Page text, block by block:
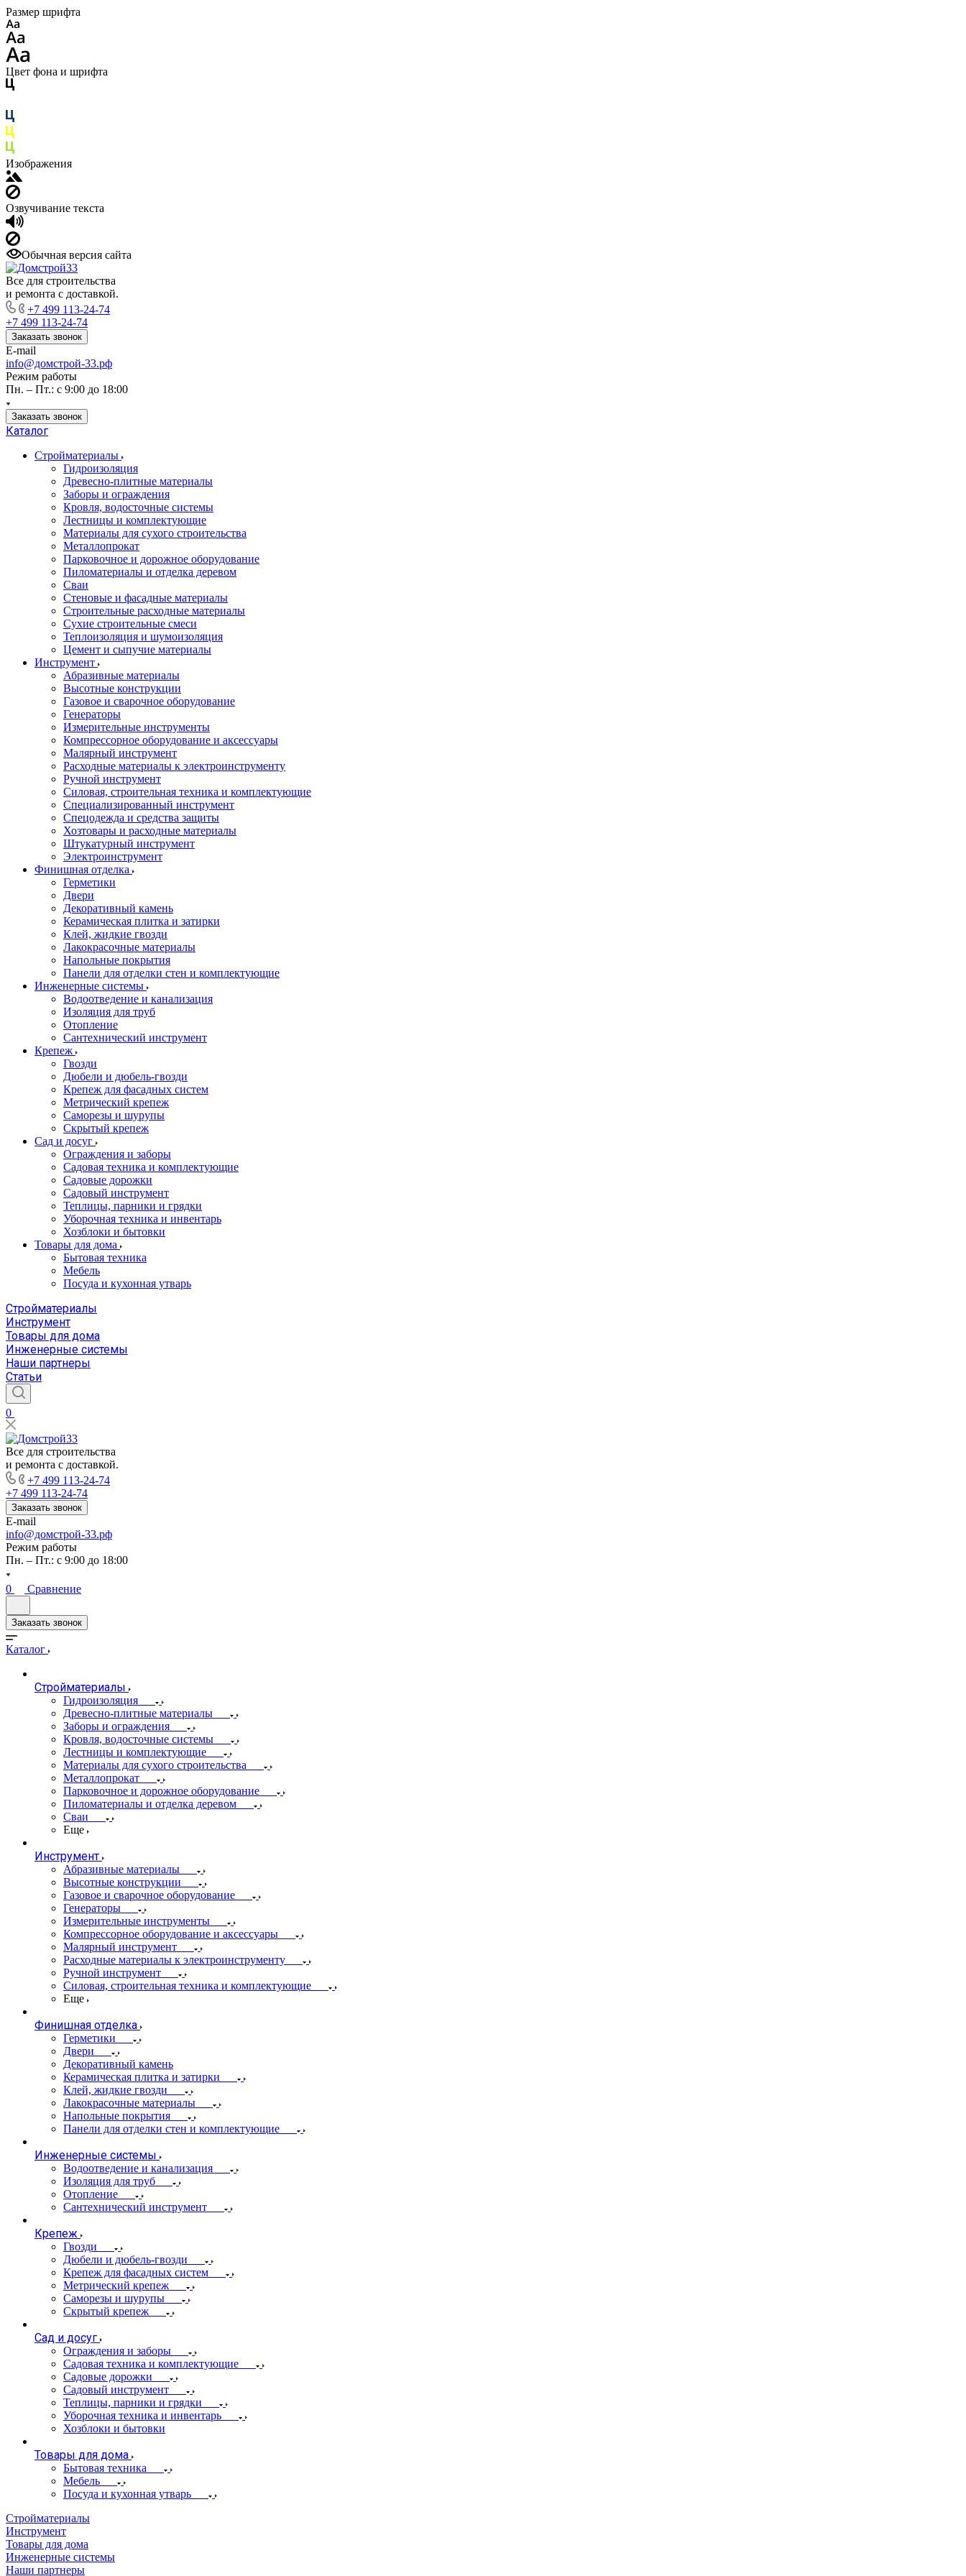
Размер шрифта
Цвет фона и шрифта
Изображения
Озвучивание текста
Обычная версия сайта
Все для строительства
и ремонта с доставкой.
+7 499 113-24-74
+7 499 113-24-74
Заказать звонок
E-mail
info@домстрой-33.рф
Режим работы
Пн. – Пт.: с 9:00 до 18:00
Заказать звонок
Каталог
Стройматериалы
Гидроизоляция
Древесно-плитные материалы
Заборы и ограждения
Кровля, водосточные системы
Лестницы и комплектующие
Материалы для сухого строительства
Металлопрокат
Парковочное и дорожное оборудование
Пиломатериалы и отделка деревом
Сваи
Стеновые и фасадные материалы
Строительные расходные материалы
Сухие строительные смеси
Теплоизоляция и шумоизоляция
Цемент и сыпучие материалы
Инструмент
Абразивные материалы
Высотные конструкции
Газовое и сварочное оборудование
Генераторы
Измерительные инструменты
Компрессорное оборудование и аксессуары
Малярный инструмент
Расходные материалы к электроинструменту
Ручной инструмент
Силовая, строительная техника и комплектующие
Специализированный инструмент
Спецодежда и средства защиты
Хозтовары и расходные материалы
Штукатурный инструмент
Электроинструмент
Финишная отделка
Герметики
Двери
Декоративный камень
Керамическая плитка и затирки
Клей, жидкие гвозди
Лакокрасочные материалы
Напольные покрытия
Панели для отделки стен и комплектующие
Инженерные системы
Водоотведение и канализация
Изоляция для труб
Отопление
Сантехнический инструмент
Крепеж
Гвозди
Дюбели и дюбель-гвозди
Крепеж для фасадных систем
Метрический крепеж
Саморезы и шурупы
Скрытый крепеж
Сад и досуг
Ограждения и заборы
Садовая техника и комплектующие
Садовые дорожки
Садовый инструмент
Теплицы, парники и грядки
Уборочная техника и инвентарь
Хозблоки и бытовки
Товары для дома
Бытовая техника
Мебель
Посуда и кухонная утварь
Стройматериалы
Инструмент
Товары для дома
Инженерные системы
Наши партнеры
Статьи
0
Все для строительства
и ремонта с доставкой.
+7 499 113-24-74
+7 499 113-24-74
Заказать звонок
E-mail
info@домстрой-33.рф
Режим работы
Пн. – Пт.: с 9:00 до 18:00
0 Сравнение
Заказать звонок
Каталог
Стройматериалы
Гидроизоляция
Древесно-плитные материалы
Заборы и ограждения
Кровля, водосточные системы
Лестницы и комплектующие
Материалы для сухого строительства
Металлопрокат
Парковочное и дорожное оборудование
Пиломатериалы и отделка деревом
Сваи
Еще
Инструмент
Абразивные материалы
Высотные конструкции
Газовое и сварочное оборудование
Генераторы
Измерительные инструменты
Компрессорное оборудование и аксессуары
Малярный инструмент
Расходные материалы к электроинструменту
Ручной инструмент
Силовая, строительная техника и комплектующие
Еще
Финишная отделка
Герметики
Двери
Декоративный камень
Керамическая плитка и затирки
Клей, жидкие гвозди
Лакокрасочные материалы
Напольные покрытия
Панели для отделки стен и комплектующие
Инженерные системы
Водоотведение и канализация
Изоляция для труб
Отопление
Сантехнический инструмент
Крепеж
Гвозди
Дюбели и дюбель-гвозди
Крепеж для фасадных систем
Метрический крепеж
Саморезы и шурупы
Скрытый крепеж
Сад и досуг
Ограждения и заборы
Садовая техника и комплектующие
Садовые дорожки
Садовый инструмент
Теплицы, парники и грядки
Уборочная техника и инвентарь
Хозблоки и бытовки
Товары для дома
Бытовая техника
Мебель
Посуда и кухонная утварь
Стройматериалы
Инструмент
Товары для дома
Инженерные системы
Наши партнеры